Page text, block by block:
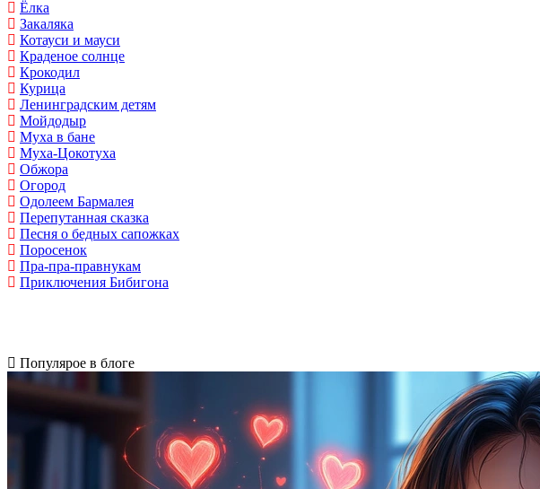
Ёлка
Закаляка
Котауси и мауси
Краденое солнце
Крокодил
Курица
Ленинградским детям
Мойдодыр
Муха в бане
Муха-Цокотуха
Обжора
Огород
Одолеем Бармалея
Перепутанная сказка
Песня о бедных сапожках
Поросенок
Пра-пра-правнукам
Приключения Бибигона
Популярое в блоге